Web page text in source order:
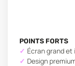
POINTS FORTS
Écran grand
Design